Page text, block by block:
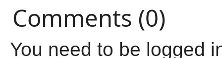
Comments (0)
You need to be logged